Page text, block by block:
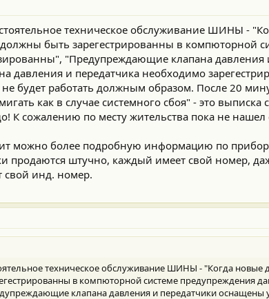
техническое обслуживание ШИНЫ -
быть зарегестрированны в компюторной
"Предупреждающие клапана
давления и передатчика необходимо
не будет работать должным образом. После 20
как в случае системного сбоя" - это выписка
К сожалению по месту жительства пока не
можно более подробную информацию по
продаются штучно, каждый имеет свой номер,
свой инд. номер.
техническое обслуживание ШИНЫ - "Когда новые
в компюторной системе предупреждения
клапана давления и передатчики